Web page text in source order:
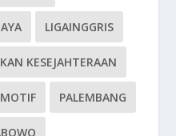
LIGAINGGRIS
KESEJAHTERAAN
PALEMBANG